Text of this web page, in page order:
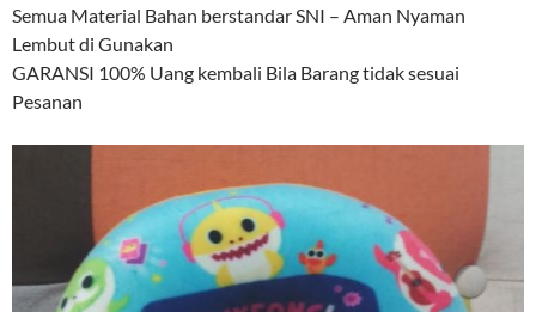
Semua Material Bahan berstandar SNI – Aman Nyaman
Lembut di Gunakan
GARANSI 100% Uang kembali Bila Barang tidak sesuai
Pesanan